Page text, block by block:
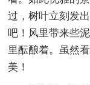
过，树叶立刻发
吧！风里带来些
里酝酿着。虽然
美！